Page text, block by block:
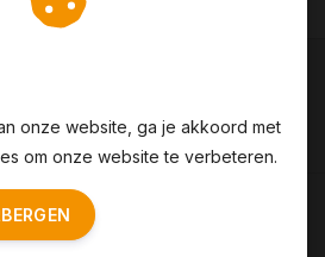
| Disclaimer
| RSS Feed
onze website, ga je akkoord met
om onze website te verbeteren.